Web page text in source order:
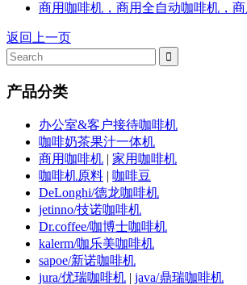
商用咖啡机，商用全自动咖啡机，
返回上一页
产品分类
办公室&客户接待咖啡机
咖啡奶茶果汁一体机
商用咖啡机 | 家用咖啡机
咖啡机原料 | 咖啡豆
DeLonghi/德龙咖啡机
jetinno/技诺咖啡机
Dr.coffee/咖博士咖啡机
kalerm/咖乐美咖啡机
sapoe/新诺咖啡机
jura/优瑞咖啡机 | java/鼎瑞咖啡机